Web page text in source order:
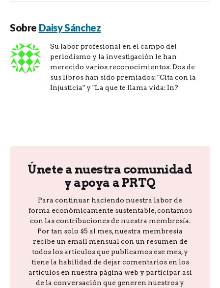
Sobre Daisy Sánchez
Su labor profesional en el campo del
periodismo y la investigación le han
merecido varios reconocimientos. Dos de
sus libros han sido premiados: "Cita con la
Injusticia" y "La que te llama vida: In?
Únete a nuestra comunidad
y apoya a PRTQ
Para continuar haciendo nuestra labor de
forma económicamente sustentable, contamos
con las contribuciones de nuestra membresía.
Por tan solo $5 al mes, nuestra membresía
recibe un email mensual con un resumen de
todos los artículos que publicamos ese mes, y
tiene la habilidad de dejar comentarios en los
artículos en nuestra página web y participar así
de la conversación que generen nuestros y